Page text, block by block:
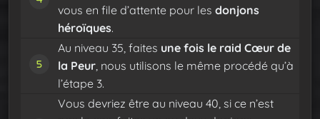
vous en file d’attente pour les donjons
héroïques.
Au niveau 35, faites une fois le raid Cœur de
la Peur , nous utilisons le même procédé qu’à
l’étape 3.
Vous devriez être au niveau 40, si ce n’est